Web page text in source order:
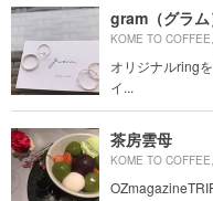
gram（グラム
KOME TO
オリジナルring
イ...
茶房雲母
KOME TO